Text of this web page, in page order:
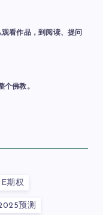
看作品，到阅读、提问
个佛教。
期权
预测